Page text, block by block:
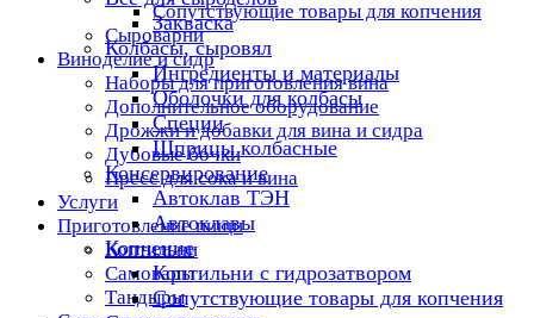
Сопутствующие товары для копчения
Сыроварни
Виноделие и сидр
Наборы для приготовления вина
Дополнительное оборудование
Дрожжи и добавки для вина и сидра
Дубовые бочки
Пресс для сока и вина
Услуги
Приготовление пищи
Коптильни
Самовары
Тандыры
Закваска
Колбасы, сыровял
Ингредиенты и материалы
Оболочки для колбасы
Специи
Шприцы колбасные
Консервирование
Автоклав ТЭН
Автоклавы
Копчение
Коптильни с гидрозатвором
Сопутствующие товары для копчения